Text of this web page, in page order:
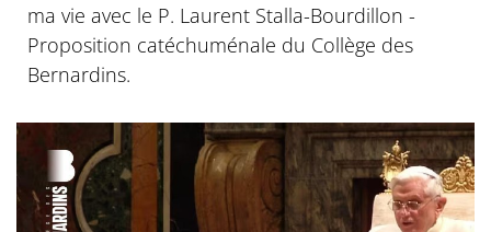
ma vie avec le P. Laurent Stalla-Bourdillon -
Proposition catéchuménale du Collège des
Bernardins.